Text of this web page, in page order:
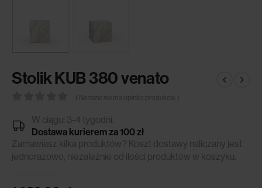
Stolik KUB 380 venato
( Na razie nie ma opinii o produkcie. )
W ciągu: 3-4 tygodni.
Dostawa kurierem za 100 zł
Zamawiasz kilka produktów? Koszt dostawy naliczany jest
jednorazowo, niezależnie od ilości produktów w koszyku.